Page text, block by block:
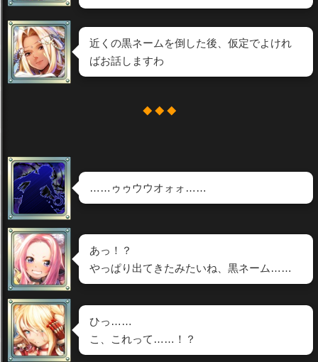
近くの黒ネームを倒した後、仮定でよけれ
ばお話しますわ
◆ ◆ ◆
……ゥゥウウオォォ……
あっ！？
やっぱり出てきたみたいね、黒ネーム……
ひっ……
こ、これって……！？